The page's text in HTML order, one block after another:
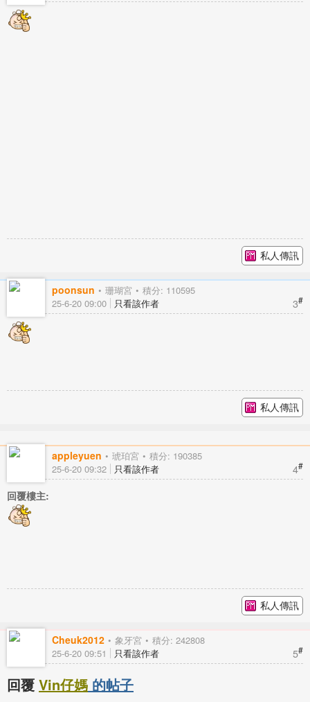
私人傳訊
poonsun 珊瑚宮 積分: 110595
3#
25-6-20 09:00 只看該作者
私人傳訊
appleyuen 琥珀宮 積分: 190385
4#
25-6-20 09:32 只看該作者
回覆樓主:
私人傳訊
Cheuk2012 象牙宮 積分: 242808
5#
25-6-20 09:51 只看該作者
回覆 Vin仔媽 的帖子